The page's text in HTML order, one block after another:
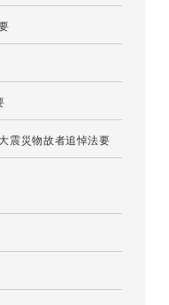
震災物故者追悼法要